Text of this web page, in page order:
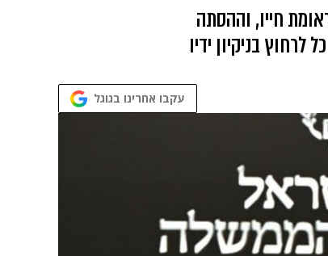
חייו, וההסתה
בניקיון ידיו
עקבו אחרינו בגוגל